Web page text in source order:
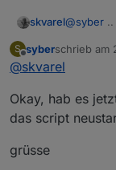
auf einen
skvarel@syber
S
Offline
syberschrieb am
zuletzt
@skvarel
Okay, hab es
das script
grüsse